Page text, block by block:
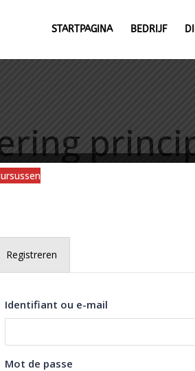
STARTPAGINA BEDRIJF
Registreren
Identifiant ou e-mail
Mot de passe